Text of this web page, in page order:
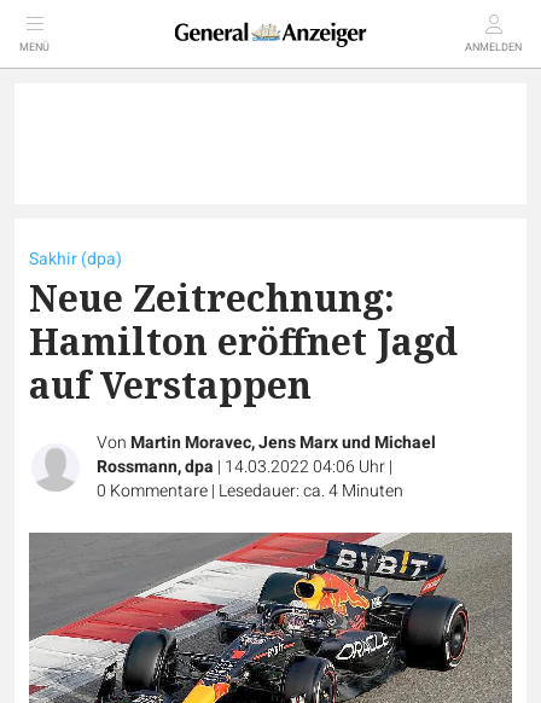
MENÜ ANMELDEN
Sakhir (dpa)
Neue Zeitrechnung:
Hamilton eröffnet Jagd
auf Verstappen
VonMartin Moravec, Jens Marx und Michael
Rossmann, dpa | 14.03.2022 04:06 Uhr|
0 Kommentare| Lesedauer: ca. 4 Minuten